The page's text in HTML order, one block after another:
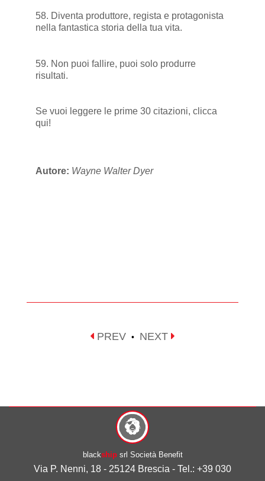
58. Diventa produttore, regista e protagonista
nella fantastica storia della tua vita.
59. Non puoi fallire, puoi solo produrre
risultati.
Se vuoi leggere le prime 30 citazioni, clicca
qui!
Autore: Wayne Walter Dyer
PREV • NEXT
blackshipsrl Società Benefit
Via P. Nenni, 18 - 25124 Brescia - Tel.: +39 030